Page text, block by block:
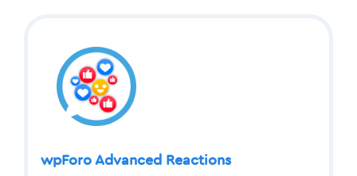
wpForo Advanced Reactions